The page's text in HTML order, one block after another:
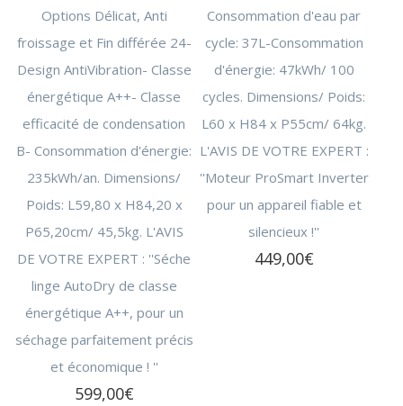
Options Délicat, Anti
froissage et Fin différée 24-
Design AntiVibration- Classe
énergétique A++- Classe
efficacité de condensation
B- Consommation d'énergie:
235kWh/an. Dimensions/
Poids: L59,80 x H84,20 x
P65,20cm/ 45,5kg. L'AVIS
DE VOTRE EXPERT : ''Séche
linge AutoDry de classe
énergétique A++, pour un
séchage parfaitement précis
et économique ! ''
599,00€
Consommation d'eau par
cycle: 37L-Consommation
d'énergie: 47kWh/ 100
cycles. Dimensions/ Poids:
L60 x H84 x P55cm/ 64kg.
L'AVIS DE VOTRE EXPERT :
''Moteur ProSmart Inverter
pour un appareil fiable et
silencieux !''
449,00€